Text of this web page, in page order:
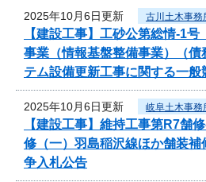
2025年10月6日更新 古川土木事務
【建設工事】工砂公第総情-1
事業（情報基盤整備事業）（債
テム設備更新工事に関する一般
2025年10月6日更新 岐阜土木事務
【建設工事】維持工事第R7舗
修（一）羽島稲沢線ほか舗装
争入札公告